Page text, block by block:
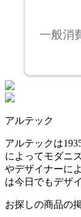
アイネ
aluna
一般消
アルテック
アルテックは
によってモダニ
やデザイナーに
は今日でもデザ
お探しの商品の